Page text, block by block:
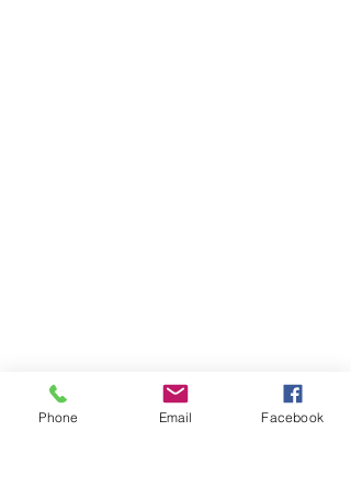
Phone Email Facebook